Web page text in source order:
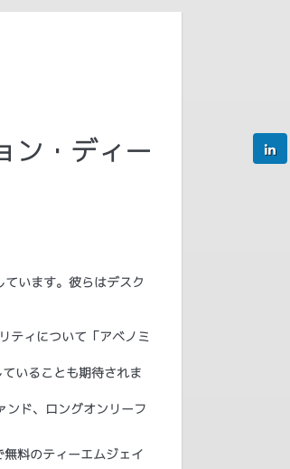
・ディー
います。彼らはデスク
ティについて「アベノミ
いることも期待されま
ンド、ロングオンリーフ
料のティーエムジェイ